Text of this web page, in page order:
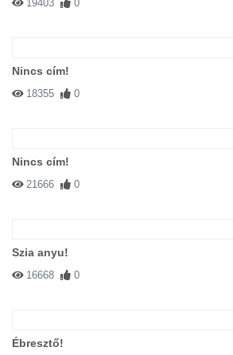
19403 0
Nincs cím!
18355 0
Nincs cím!
21666 0
Szia anyu!
16668 0
Ébresztő!